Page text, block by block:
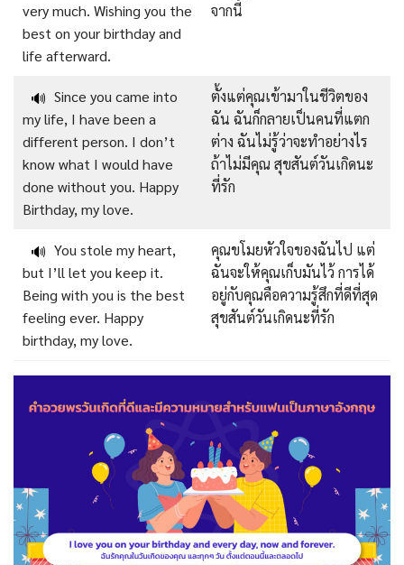
very much. Wishing you the
best on your birthday and
life afterward.
จากนี้
🔊 Since you came into
my life, I have been a
different person. I don’t
know what I would have
done without you. Happy
Birthday, my love.
ตั้งแต่คุณเข้ามาในชีวิตของ
ฉัน ฉันก็กลายเป็นคนที่แตก
ต่าง ฉันไม่รู้ว่าจะทำอย่างไร
ถ้าไม่มีคุณ สุขสันต์วันเกิดนะ
ที่รัก
🔊 You stole my heart,
but I’ll let you keep it.
Being with you is the best
feeling ever. Happy
birthday, my love.
คุณขโมยหัวใจของฉันไป แต่
ฉันจะให้คุณเก็บมันไว้ การได้
อยู่กับคุณคือความรู้สึกที่ดีที่สุด
สุขสันต์วันเกิดนะที่รัก